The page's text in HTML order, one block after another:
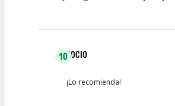
10ROCIO
¡Lo recomienda!